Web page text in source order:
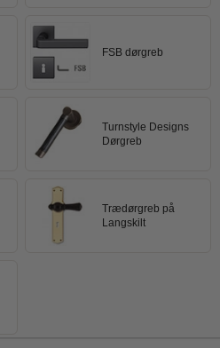
FSB dørgreb
Turnstyle Designs
Dørgreb
Trædørgreb på
Langskilt